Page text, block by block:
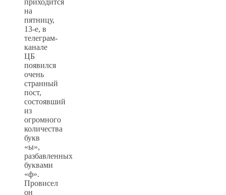
приходится
на
пятницу,
13-е, в
телеграм-
канале
ЦБ
появился
очень
странный
пост,
состоявший
из
огромного
количества
букв
«ы»,
разбавленных
буквами
«ф».
Провисел
он